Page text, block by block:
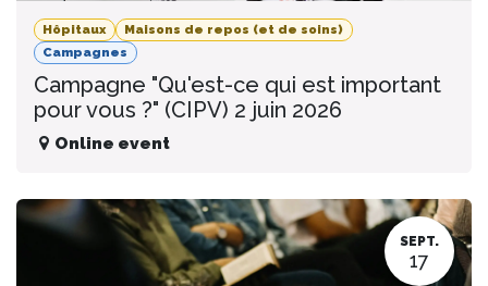
Hôpitaux
Maisons de repos (et de soins)
Campagnes
Campagne "Qu'est-ce qui est important
pour vous ?" (CIPV) 2 juin 2026
Online event
SEPT.
17